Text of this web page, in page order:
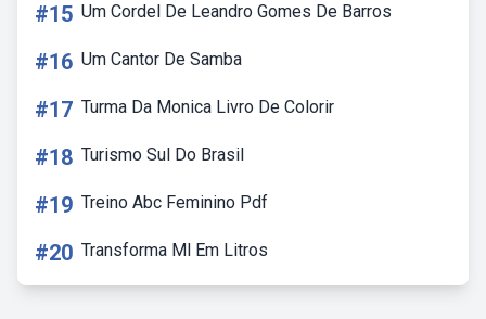
#15 Um Cordel De Leandro Gomes De Barros
#16 Um Cantor De Samba
#17 Turma Da Monica Livro De Colorir
#18 Turismo Sul Do Brasil
#19 Treino Abc Feminino Pdf
#20 Transforma Ml Em Litros